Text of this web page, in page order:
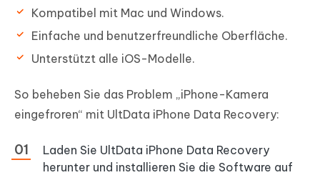
Kompatibel mit Mac und Windows.
Einfache und benutzerfreundliche Oberfläche.
Unterstützt alle iOS-Modelle.
So beheben Sie das Problem „iPhone-Kamera
eingefroren“ mit UltData iPhone Data Recovery:
Laden Sie UltData iPhone Data Recovery
herunter und installieren Sie die Software auf